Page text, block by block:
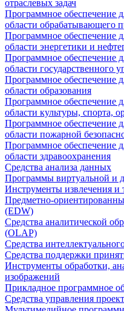
отраслевых задач
Программное обеспечение
области обрабатывающего
Программное обеспечение
области энергетики и
Программное обеспечение
области государственного
Программное обеспечение
области образования
Программное обеспечение
области культуры, спорта,
Программное обеспечение
области пожарной
Программное обеспечение
области здравоохранения
Средства анализа данных
Программы виртуальной и
Инструменты извлечения
Предметно-
(EDW)
Средства аналитической
(OLAP)
Средства
Средства поддержки
Инструменты обработки,
изображений
Прикладное программное
Средства управления